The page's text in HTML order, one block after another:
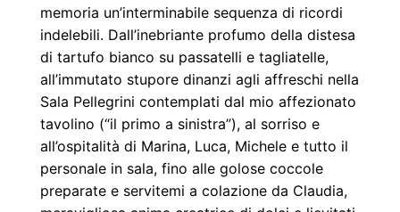
memoria un’interminabile sequenza di ricordi
indelebili. Dall’inebriante profumo della distesa
di tartufo bianco su passatelli e tagliatelle,
all’immutato stupore dinanzi agli affreschi nella
Sala Pellegrini contemplati dal mio affezionato
tavolino (“il primo a sinistra”), al sorriso e
all’ospitalità di Marina, Luca, Michele e tutto il
personale in sala, fino alle golose coccole
preparate e servitemi a colazione da Claudia,